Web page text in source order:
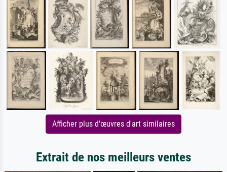
Afficher plus d'œuvres d'art similaires
Extrait de nos meilleurs ventes